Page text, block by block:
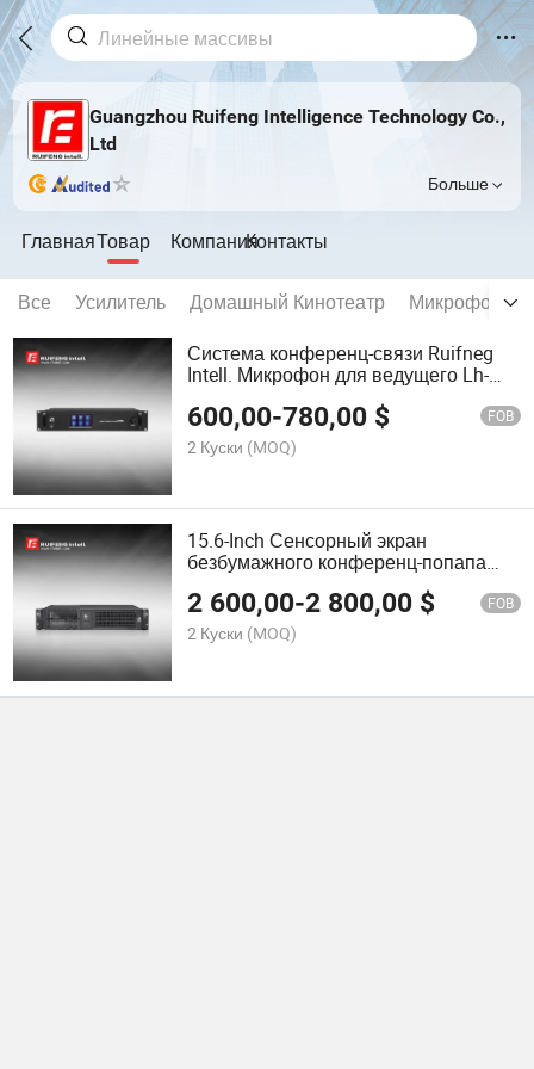
Guangzhou Ruifeng Intelligence Technology Co.,
Ltd
Больше
ГлавнаяТовар КомпанияКонтакты
Все Усилитель Домашный Кинотеатр Микрофон
Система конференц-связи Ruifneg
Intell. Микрофон для ведущего Lh-
600,00-780,00 $ FOB
2 Куски (MOQ)
15.6-Inch Сенсорный экран
безбумажного конференц-попапа
подъемного монитора терминала
2 600,00-2 800,00 $ FOB
2 Куски (MOQ)